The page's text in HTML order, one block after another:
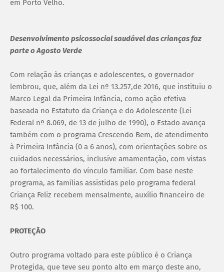
em Porto Velho.
Desenvolvimento psicossocial saudável das crianças faz
parte o Agosto Verde
Com relação às crianças e adolescentes, o governador
lembrou, que, além da Lei nº 13.257,de 2016, que instituiu o
Marco Legal da Primeira Infância, como ação efetiva
baseada no Estatuto da Criança e do Adolescente (Lei
Federal nº 8.069, de 13 de julho de 1990), o Estado avança
também com o programa Crescendo Bem, de atendimento
à Primeira Infância (0 a 6 anos), com orientações sobre os
cuidados necessários, inclusive amamentação, com vistas
ao fortalecimento do vínculo familiar. Com base neste
programa, as famílias assistidas pelo programa federal
Criança Feliz recebem mensalmente, auxílio financeiro de
R$ 100.
PROTEÇÃO
Outro programa voltado para este público é o Criança
Protegida, que teve seu ponto alto em março deste ano,